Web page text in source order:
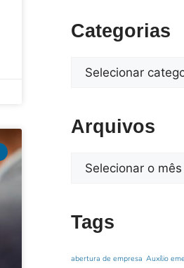
Categorias
Arquivos
Tags
abertura de empresa Auxílio